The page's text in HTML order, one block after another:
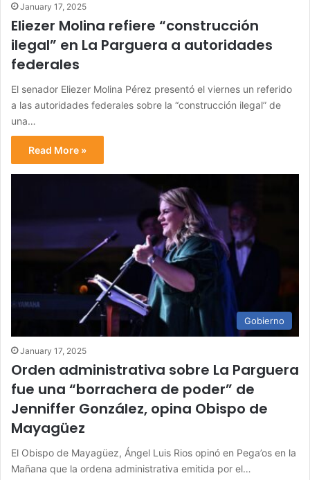
January 17, 2025
Eliezer Molina refiere “construcción
ilegal” en La Parguera a autoridades
federales
El senador Eliezer Molina Pérez presentó el viernes un referido
a las autoridades federales sobre la “construcción ilegal” de
una…
Read More »
Gobierno
January 17, 2025
Orden administrativa sobre La Parguera
fue una “borrachera de poder” de
Jenniffer González, opina Obispo de
Mayagüez
El Obispo de Mayagüez, Ángel Luis Rios opinó en Pega’os en la
Mañana que la ordena administrativa emitida por el…